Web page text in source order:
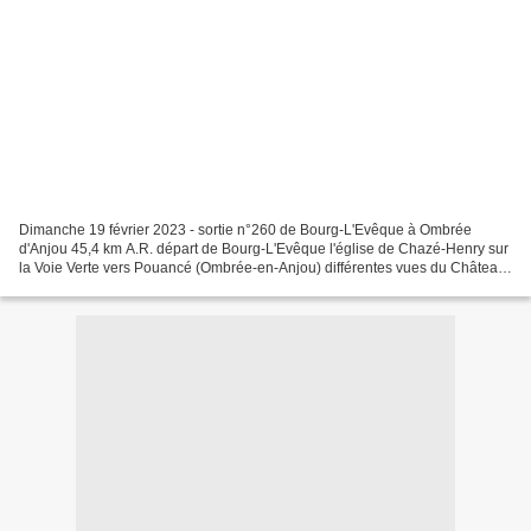
Dimanche 19 février 2023 - sortie n°260 de Bourg-L'Evêque à Ombrée
d'Anjou 45,4 km A.R. départ de Bourg-L'Evêque l'église de Chazé-Henry sur
la Voie Verte vers Pouancé (Ombrée-en-Anjou) différentes vues du Château